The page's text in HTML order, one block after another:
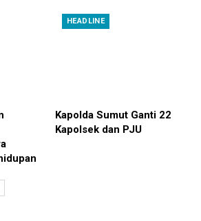
HEADLINE
Kapolda Sumut Ganti 22
Kapolsek dan PJU